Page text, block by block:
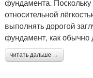
фундамента.
относительной
выполнять дорогой
фундамент, как обычно
читать дальше →